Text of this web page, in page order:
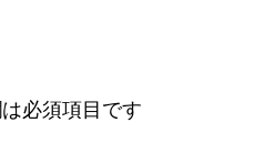
必須項目です